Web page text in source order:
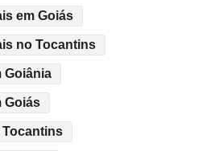
em Goiás
no Tocantins
Goiânia
Goiás